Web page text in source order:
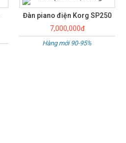
Đàn piano điện Korg SP250
7,000,000đ
Hàng mới 90-95%